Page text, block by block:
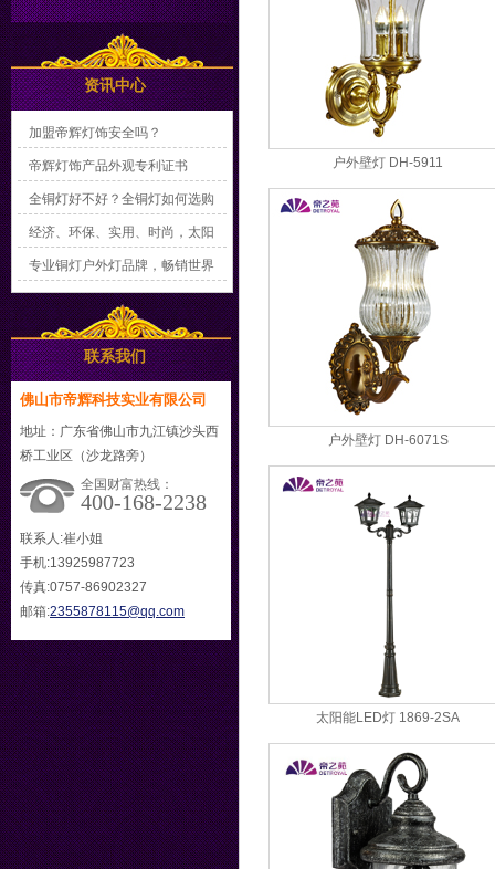
资讯中心
加盟帝辉灯饰安全吗？
帝辉灯饰产品外观专利证书
全铜灯好不好？全铜灯如何选购
经济、环保、实用、时尚，太阳
能户外灯主导未来黑夜
专业铜灯户外灯品牌，畅销世界
各地
联系我们
佛山市帝辉科技实业有限公司
地址：广东省佛山市九江镇沙头西
桥工业区（沙龙路旁）
全国财富热线：
400-168-2238
联系人:崔小姐
手机:13925987723
传真:0757-86902327
邮箱:2355878115@qq.com
户外壁灯 DH-5911
户外壁灯 DH-6071S
太阳能LED灯 1869-2SA